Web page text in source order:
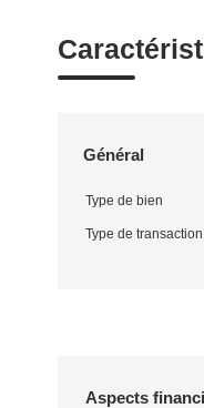
Général
Type de bien
Type de transaction
Aspects